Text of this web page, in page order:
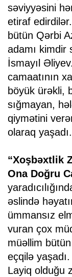
səviyyəsini
etiraf
bütün Qərbi
adamı kimdir
İsmayıl
camaatının
böyük ürəkli,
sığmayan,
qiymətini
olaraq
“Xoşbəxtlik
Ona Doğru
əslində
ümmansız
vuran çox
müəllim
eçqilə yaşadı.
Layiq olduğu